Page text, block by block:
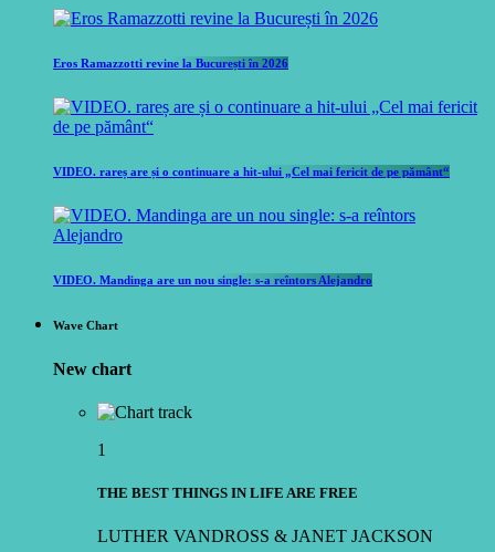
Eros Ramazzotti revine la București în 2026
VIDEO. rareș are și o continuare a hit-ului „Cel mai fericit de pe pământ“
VIDEO. Mandinga are un nou single: s-a reîntors Alejandro
Wave Chart
New chart
1
THE BEST THINGS IN LIFE ARE FREE
LUTHER VANDROSS & JANET JACKSON